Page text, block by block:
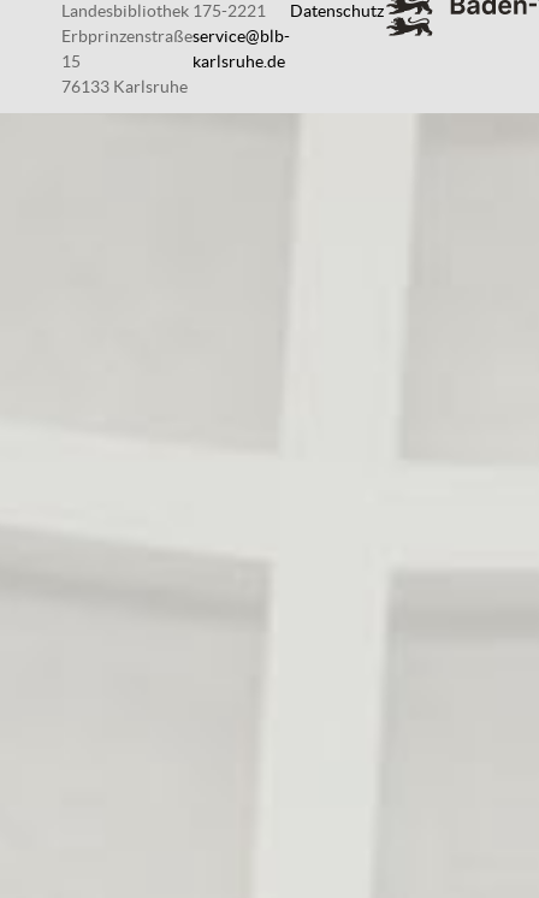
Landesbibliothek
Erbprinzenstraße
15
76133 Karlsruhe
175-2221
service@blb-
karlsruhe.de
Datenschutz